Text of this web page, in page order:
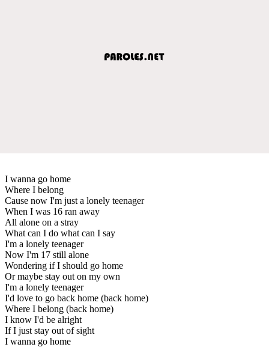
I wanna go home
Where I belong
Cause now I'm just a lonely teenager
When I was 16 ran away
All alone on a stray
What can I do what can I say
I'm a lonely teenager
Now I'm 17 still alone
Wondering if I should go home
Or maybe stay out on my own
I'm a lonely teenager
I'd love to go back home (back home)
Where I belong (back home)
I know I'd be alright
If I just stay out of sight
I wanna go home